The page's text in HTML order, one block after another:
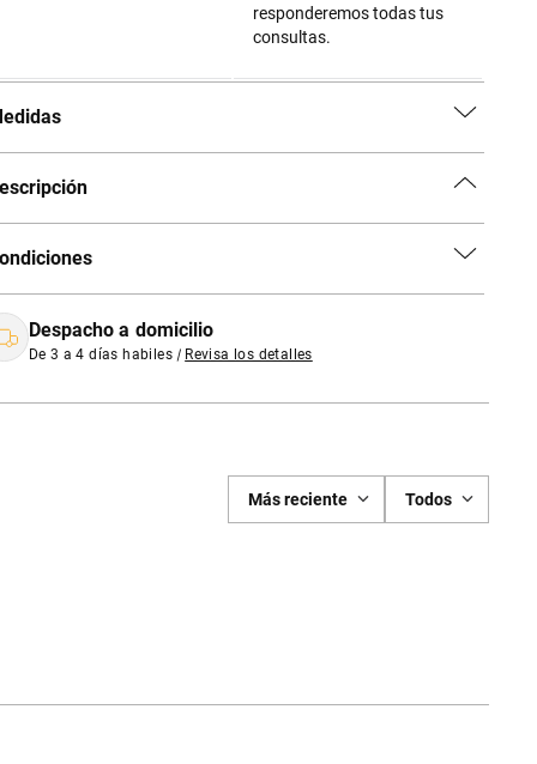
responderemos todas tus
consultas.
Despacho a domicilio
De 3 a 4 días habiles | Revisa los detalles
Más reciente Todos